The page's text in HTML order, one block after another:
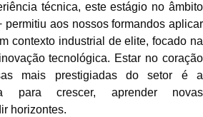
técnica, este estágio no âmbito
permitiu aos nossos formandos aplicar
contexto industrial de elite, focado na
tecnológica. Estar no coração
mais prestigiadas do setor é a
para crescer, aprender novas
horizontes.